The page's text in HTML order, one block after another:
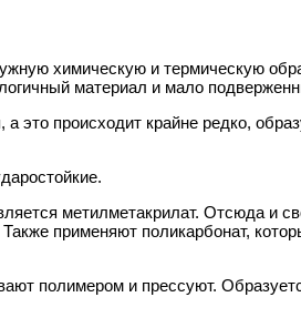
химическую и термическую
материал и мало
это происходит крайне редко,
метилметакрилат. Отсюда и
применяют поликарбонат,
полимером и прессуют.